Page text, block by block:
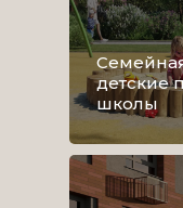
детские
школы